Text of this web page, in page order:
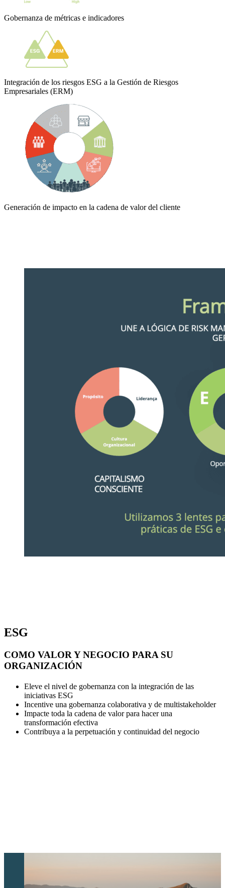
Gobernanza de métricas e indicadores
Integración de los riesgos ESG a la Gestión de Riesgos
Empresariales (ERM)
Generación de impacto en la cadena de valor del cliente
ESG
COMO VALOR Y NEGOCIO PARA SU
ORGANIZACIÓN
Eleve el nivel de gobernanza con la integración de las
iniciativas ESG
Incentive una gobernanza colaborativa y de multistakeholder
Impacte toda la cadena de valor para hacer una
transformación efectiva
Contribuya a la perpetuación y continuidad del negocio